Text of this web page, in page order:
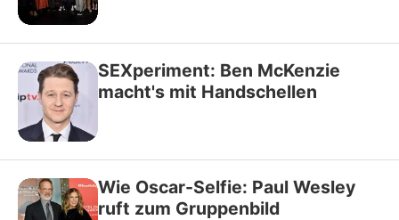
SEXperiment: Ben McKenzie
macht's mit Handschellen
Wie Oscar-Selfie: Paul Wesley
ruft zum Gruppenbild